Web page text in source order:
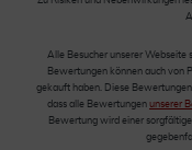
Alle Besucher unserer Webseite
Bewertungen können auch von
gekauft haben. Diese
dass alle Bewertungen unserer
Bewertung wird einer